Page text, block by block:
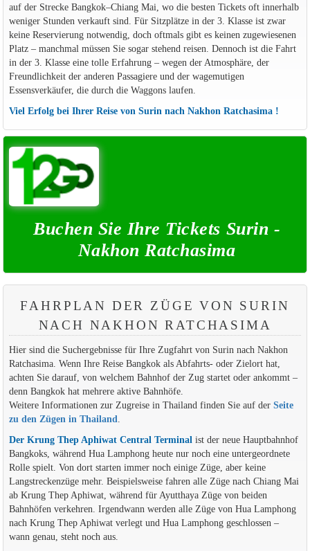
auf der Strecke Bangkok–Chiang Mai, wo die besten Tickets oft innerhalb
weniger Stunden verkauft sind. Für Sitzplätze in der 3. Klasse ist zwar
keine Reservierung notwendig, doch oftmals gibt es keinen zugewiesenen
Platz – manchmal müssen Sie sogar stehend reisen. Dennoch ist die Fahrt
in der 3. Klasse eine tolle Erfahrung – wegen der Atmosphäre, der
Freundlichkeit der anderen Passagiere und der wagemutigen
Essensverkäufer, die durch die Waggons laufen.
Viel Erfolg bei Ihrer Reise von Surin nach Nakhon Ratchasima !
Buchen Sie Ihre Tickets Surin -
Nakhon Ratchasima
FAHRPLAN DER ZÜGE VON SURIN
NACH NAKHON RATCHASIMA
Hier sind die Suchergebnisse für Ihre Zugfahrt von Surin nach Nakhon
Ratchasima. Wenn Ihre Reise Bangkok als Abfahrts- oder Zielort hat,
achten Sie darauf, von welchem Bahnhof der Zug startet oder ankommt –
denn Bangkok hat mehrere aktive Bahnhöfe.
Weitere Informationen zur Zugreise in Thailand finden Sie auf der Seite
zu den Zügen in Thailand.
Der Krung Thep Aphiwat Central Terminalist der neue Hauptbahnhof
Bangkoks, während Hua Lamphong heute nur noch eine untergeordnete
Rolle spielt. Von dort starten immer noch einige Züge, aber keine
Langstreckenzüge mehr. Beispielsweise fahren alle Züge nach Chiang Mai
ab Krung Thep Aphiwat, während für Ayutthaya Züge von beiden
Bahnhöfen verkehren. Irgendwann werden alle Züge von Hua Lamphong
nach Krung Thep Aphiwat verlegt und Hua Lamphong geschlossen –
wann genau, steht noch aus.